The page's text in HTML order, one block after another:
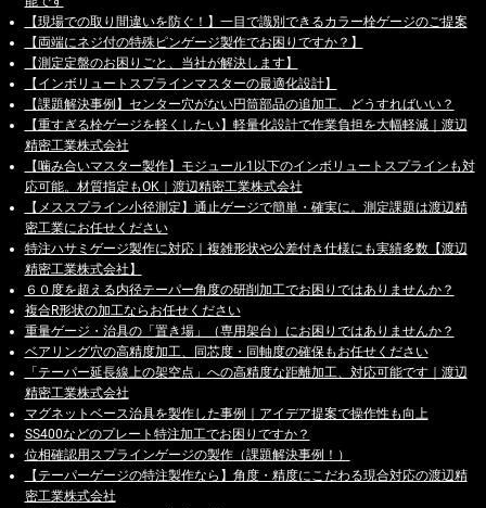
【現場での取り間違いを防ぐ！】一目で識別できるカラー栓ゲージのご提案
【両端にネジ付の特殊ピンゲージ製作でお困りですか？】
【測定定盤のお困りごと、当社が解決します】
【インボリュートスプラインマスターの最適化設計】
【課題解決事例】センター穴がない円筒部品の追加工、どうすればいい？
【重すぎる栓ゲージを軽くしたい】軽量化設計で作業負担を大幅軽減｜渡辺
精密工業株式会社
【噛み合いマスター製作】モジュール1以下のインボリュートスプラインも対
応可能。材質指定もOK｜渡辺精密工業株式会社
【メススプライン小径測定】通止ゲージで簡単・確実に。測定課題は渡辺精
密工業にお任せください
特注ハサミゲージ製作に対応｜複雑形状や公差付き仕様にも実績多数【渡辺
精密工業株式会社】
６０度を超える内径テーパー角度の研削加工でお困りではありませんか？
複合R形状の加工ならお任せください
重量ゲージ・治具の「置き場」（専用架台）にお困りではありませんか？
ベアリング穴の高精度加工、同芯度・同軸度の確保もお任せください
「テーパー延長線上の架空点」への高精度な距離加工、対応可能です｜渡辺
精密工業株式会社
マグネットベース治具を製作した事例｜アイデア提案で操作性も向上
SS400などのプレート特注加工でお困りですか？
位相確認用スプラインゲージの製作（課題解決事例！）
【テーパーゲージの特注製作なら】角度・精度にこだわる現合対応の渡辺精
密工業株式会社